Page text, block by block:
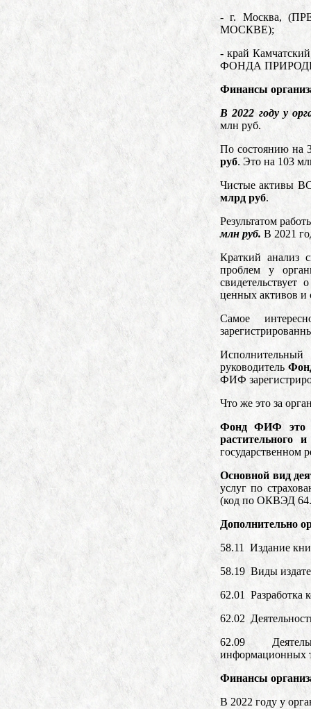
- г. Москва,
МОСКВЕ);
- край
ФОНДА
Финансы
В 2022 году у
млн руб.
По состоянию на
руб. Это на 103
Чистые активы
млрд руб.
Результатом
млн руб. В 2021
Краткий анализ
проблем у
ценных активов и
Самое
руководитель
ФИФ
Что же это за
Фонд ФИФ это
государственном
Основной вид
услуг по
(код по ОКВЭД
Дополнительно
58.11 Издание
58.19 Виды
62.01 Разработка
62.02
62.09
информационных
Финансы
В 2022 году у